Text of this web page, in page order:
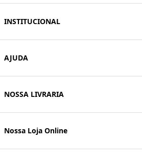
INSTITUCIONAL
AJUDA
NOSSA LIVRARIA
Nossa Loja Online